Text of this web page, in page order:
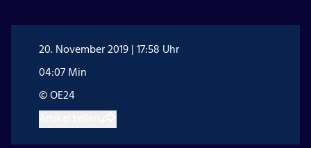
20. November 2019 | 17:58 Uhr
04:07 Min
© OE24